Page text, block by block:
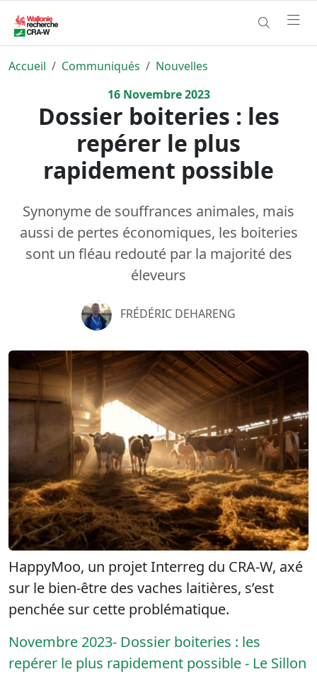
Accueil Communiqués
Nouvelles
16Novembre2023
Dossier boiteries : les
repérer le plus
rapidement possible
Synonyme de souffrances animales, mais
aussi de pertes économiques, les boiteries
sont un fléau redouté par la majorité des
éleveurs
FRÉDÉRIC DEHARENG
HappyMoo, un projet Interreg du CRA-W, axé
sur le bien-être des vaches laitières, s’est
penchée sur cette problématique.
Novembre 2023- Dossier boiteries : les
repérer le plus rapidement possible - Le Sillon